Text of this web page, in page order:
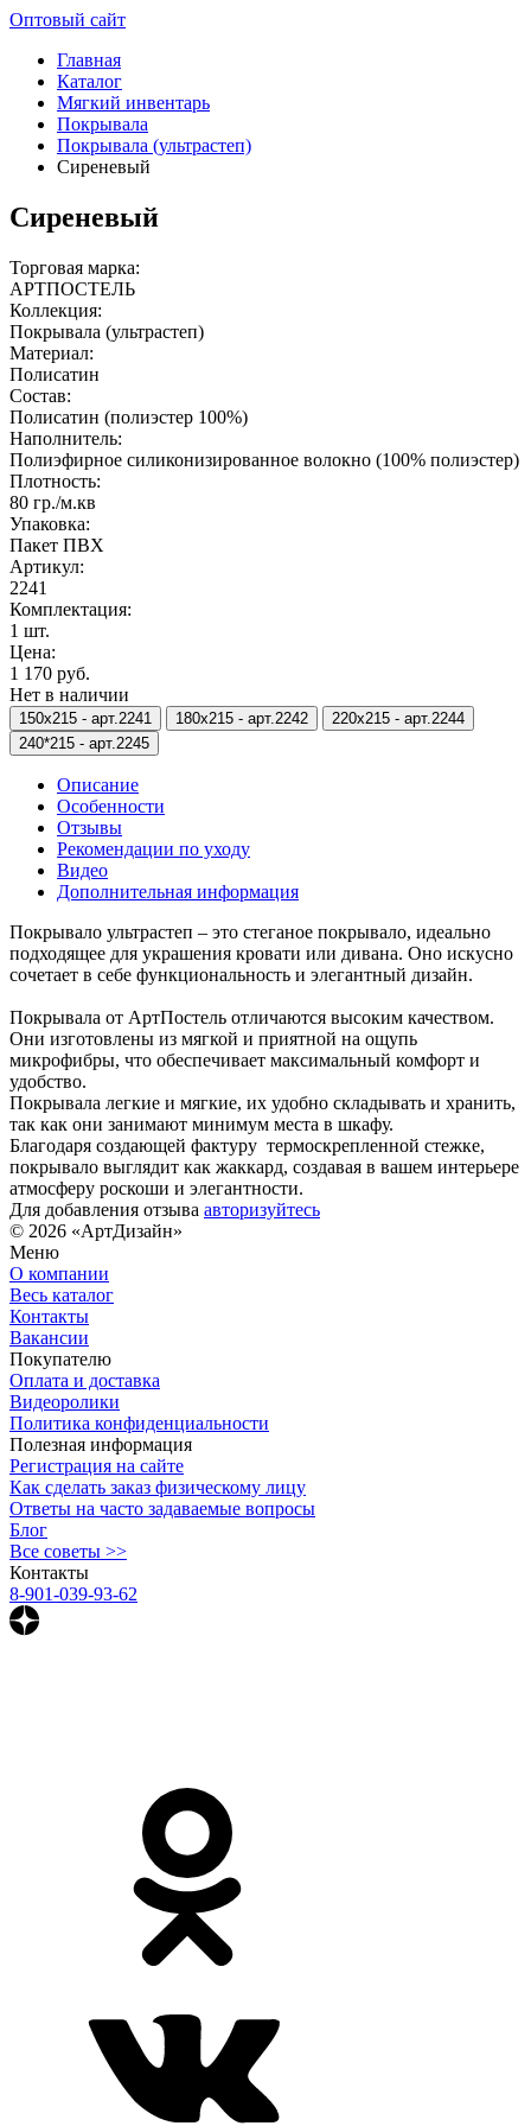
Оптовый сайт
Главная
Каталог
Мягкий инвентарь
Покрывала
Покрывала (ультрастеп)
Сиреневый
Сиреневый
Торговая марка:
АРТПОСТЕЛЬ
Коллекция:
Покрывала (ультрастеп)
Материал:
Полисатин
Состав:
Полисатин (полиэстер 100%)
Наполнитель:
Полиэфирное силиконизированное волокно (100% полиэстер)
Плотность:
80 гр./м.кв
Упаковка:
Пакет ПВХ
Артикул:
2241
Комплектация:
1 шт.
Цена:
1 170 руб.
Нет в наличии
150х215 - арт.2241 180х215 - арт.2242 220х215 - арт.2244
240*215 - арт.2245
Описание
Особенности
Отзывы
Рекомендации по уходу
Видео
Дополнительная информация
Покрывало ультрастеп – это стеганое покрывало, идеально
подходящее для украшения кровати или дивана. Оно искусно
сочетает в себе функциональность и элегантный дизайн.
Покрывала от АртПостель отличаются высоким качеством.
Они изготовлены из мягкой и приятной на ощупь
микрофибры, что обеспечивает максимальный комфорт и
удобство.
Покрывала легкие и мягкие, их удобно складывать и хранить,
так как они занимают минимум места в шкафу.
Благодаря создающей фактуру термоскрепленной стежке,
покрывало выглядит как жаккард, создавая в вашем интерьере
атмосферу роскоши и элегантности.
Для добавления отзыва авторизуйтесь
© 2026 «АртДизайн»
Меню
О компании
Весь каталог
Контакты
Вакансии
Покупателю
Оплата и доставка
Видеоролики
Политика конфиденциальности
Полезная информация
Регистрация на сайте
Как сделать заказ физическому лицу
Ответы на часто задаваемые вопросы
Блог
Все советы >>
Контакты
8-901-039-93-62